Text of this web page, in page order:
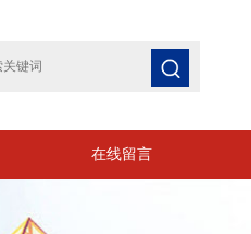
在线留言